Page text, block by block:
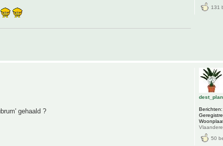
131
gehaald ? Berichten:
50